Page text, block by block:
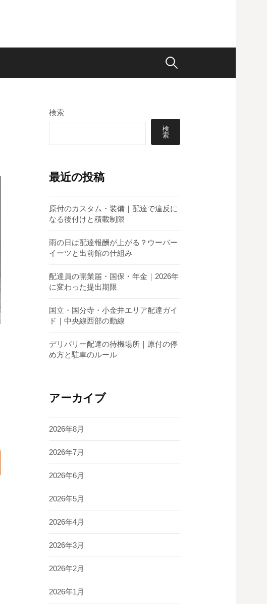
検
検索
検
索
最近の投稿
原付のカスタム・装備｜配達で違反に
なる後付けと積載制限
雨の日は配達報酬が上がる？ウーバー
イーツと出前館の仕組み
配達員の開業届・国保・年金｜2026年
に変わった提出期限
国立・国分寺・小金井エリア配達ガイ
ド｜中央線西部の動線
デリバリー配達の待機場所｜原付の停
め方と駐車のルール
アーカイブ
2026年8月
2026年7月
2026年6月
2026年5月
2026年4月
2026年3月
2026年2月
2026年1月